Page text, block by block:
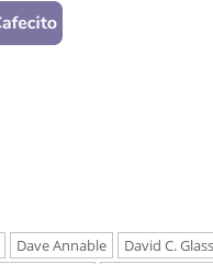
Dave Annable David C.